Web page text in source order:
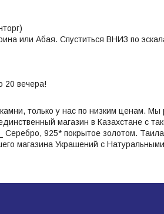
или Абая. Спуститься ВНИЗ по
20 вечера!
только у нас по низким ценам.
магазин в Казахстане с
Серебро, 925* покрытое золотом.
магазина Украшений с